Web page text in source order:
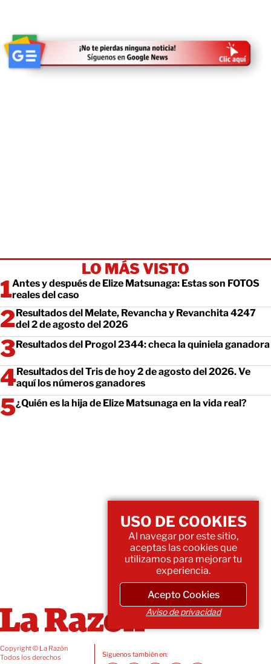
LO MÁS VISTO
Antes y después de Elize Matsunaga: Estas son FOTOS
reales del caso
Resultados del Melate, Revancha y Revanchita 4247
del 2 de agosto del 2026
Resultados del Progol 2344: checa la quiniela ganadora
Resultados del Tris de hoy 2 de agosto del 2026. Ve
aquí los números ganadores
¿Quién es la hija de Elize Matsunaga en la vida real?
Copyright © La Razón
Todos los derechos
Siguenos también en:
USO DE COOKIES
Al navegar por este sitio,
aceptas las cookies que
utilizamos para mejorar tu
experiencia.
Acepto Cookies
Aviso de privacidad